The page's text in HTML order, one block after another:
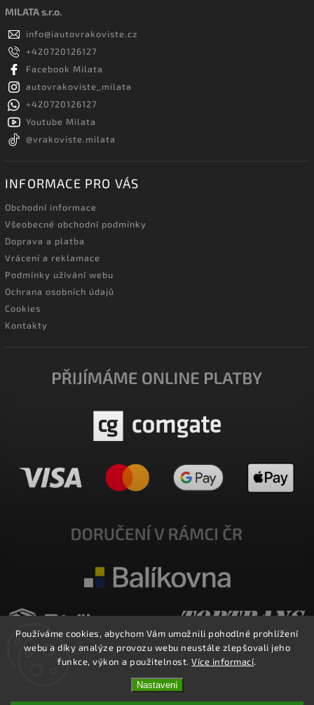
Používáme cookies, abychom Vám umožnili pohodlné prohlížení
webu a díky analýze provozu webu neustále zlepšovali jeho
funkce, výkon a použitelnost.Více informací.
Nastavení
MILATA s.r.o.
info@iautovrakoviste.cz
+420720126127
Facebook Milata
autovrakoviste_milata
+420720126127
Youtube Milata
@vrakoviste.milata
INFORMACE PRO VÁS
Obchodní informace
Všeobecné obchodní podmínky
Doprava a platba
Vrácení a reklamace
Podmínky užívání webu
Ochrana osobních údajů
Cookies
Kontakty
E-SHOP MILATA. Všechna práva vyhrazena.